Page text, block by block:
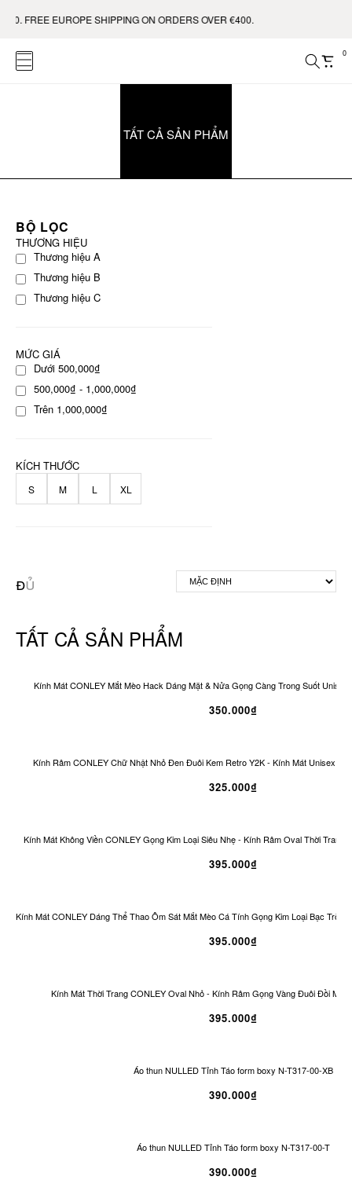
FREE EUROPE SHIPPING ON ORDERS OVER €400.
0
TẤT CẢ SẢN PHẨM
BỘ LỌC
THƯƠNG HIỆU
Thương hiệu A
Thương hiệu B
Thương hiệu C
MỨC GIÁ
Dưới 500,000₫
500,000₫ - 1,000,000₫
Trên 1,000,000₫
KÍCH THƯỚC
S M L XL
TẤT CẢ SẢN PHẨM
Kính Mát CONLEY Mắt Mèo Hack Dáng Mặt & Nửa Gọng Càng Trong Suốt
350.000₫
Kính Râm CONLEY Chữ Nhật Nhỏ Đen Đuôi Kem Retro Y2K - Kính Mát Unisex
325.000₫
Kính Mát Không Viền CONLEY Gọng Kim Loại Siêu Nhẹ - Kính Râm Oval Thời Trang
395.000₫
Kính Mát CONLEY Dáng Thể Thao Ôm Sát Mắt Mèo Cá Tính Gọng Kim Loại Bạc
395.000₫
Kính Mát Thời Trang CONLEY Oval Nhỏ - Kính Râm Gọng Vàng Đuôi Đồi Mồi
395.000₫
Áo thun NULLED Tỉnh Táo form boxy N-T317-00-XB
390.000₫
Áo thun NULLED Tỉnh Táo form boxy N-T317-00-T
390.000₫